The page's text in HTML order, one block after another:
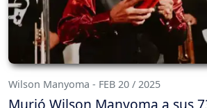
Wilson Manyoma - FEB 20 / 2025
Murió Wilson Manyoma a sus